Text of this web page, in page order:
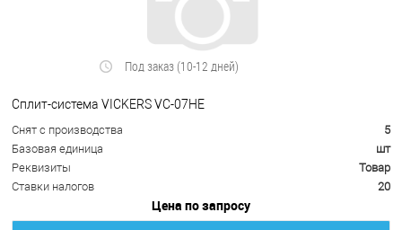
Под заказ (10-12 дней)
Сплит-система VICKERS VC-07HE
Снят с производства
5
Базовая единица
шт
Реквизиты
Товар
Ставки налогов
20
Цена по запросу